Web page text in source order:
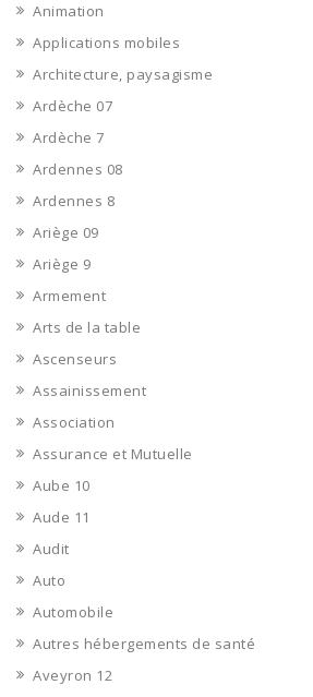
Animation
Applications mobiles
Architecture, paysagisme
Ardèche 07
Ardèche 7
Ardennes 08
Ardennes 8
Ariège 09
Ariège 9
Armement
Arts de la table
Ascenseurs
Assainissement
Association
Assurance et Mutuelle
Aube 10
Aude 11
Audit
Auto
Automobile
Autres hébergements de santé
Aveyron 12